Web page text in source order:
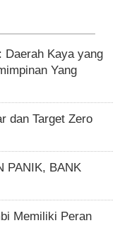
Daerah Kaya yang
Yang
dan Target Zero
PANIK, BANK
Memiliki Peran